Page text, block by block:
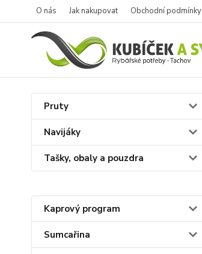
O nás Jak nakupovat Obchodní podmínky
Pruty
Navijáky
Tašky, obaly a pouzdra
Kaprový program
Sumcařina